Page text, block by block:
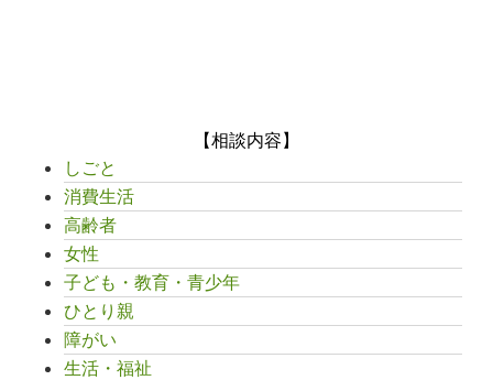
【相談内容】
しごと
消費生活
高齢者
女性
子ども・教育・青少年
ひとり親
障がい
生活・福祉